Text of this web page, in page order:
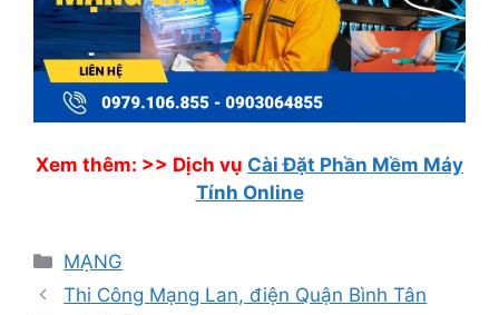
Xem thêm: >> Dịch vụ Cài Đặt Phần Mềm Máy
Tính Online
Danh
mục
MẠNG
Thi Công Mạng Lan, điện Quận Bình Tân